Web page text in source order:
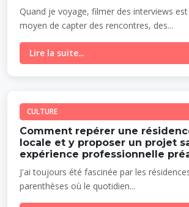
Quand je voyage, filmer des interviews
moyen de capter des rencontres, des...
Lire la suite...
CULTURE
Comment repérer une
locale et y proposer un projet
expérience professionnelle
J'ai toujours été fascinée par les
parenthèses où le quotidien...